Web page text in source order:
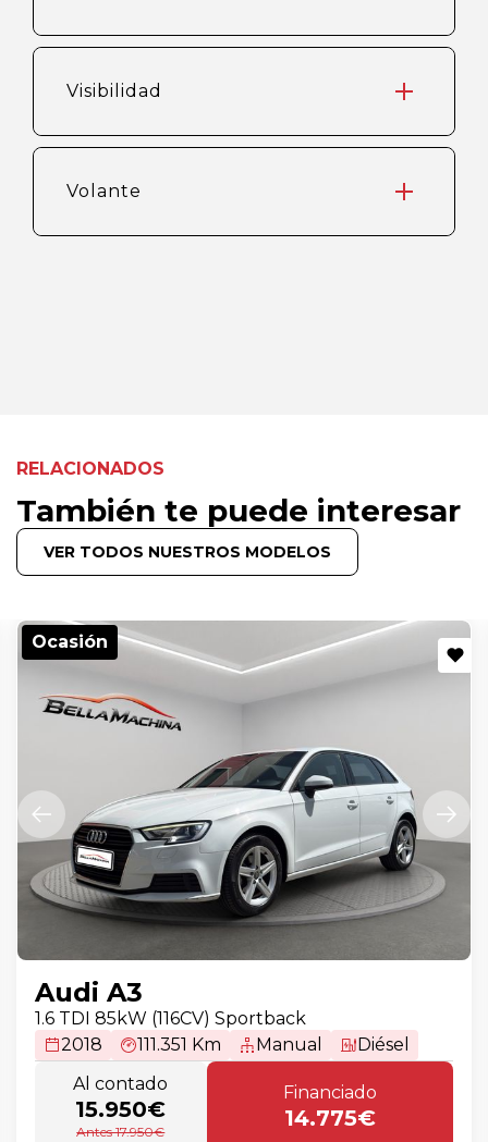
Visibilidad
Volante
RELACIONADOS
También te puede interesar
VER TODOS NUESTROS MODELOS
Ocasión
Audi A3
1.6 TDI 85kW (116CV) Sportback
2018
111.351 Km Manual
Diésel
Al contado
15.950€
Antes 17.950€
Financiado
14.775€